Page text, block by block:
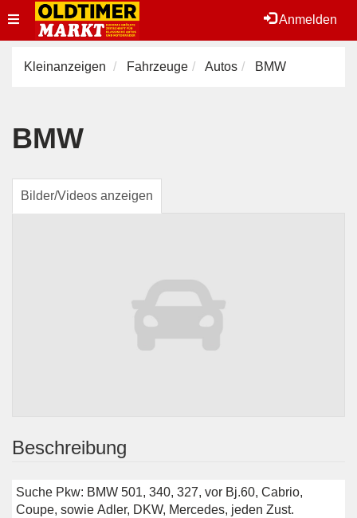
Anmelden
Toggle
navigation
Kleinanzeigen Fahrzeuge Autos BMW
BMW
Bilder/Videos anzeigen
Beschreibung
Suche Pkw: BMW 501, 340, 327, vor Bj.60, Cabrio,
Coupe, sowie Adler, DKW, Mercedes, jeden Zust.